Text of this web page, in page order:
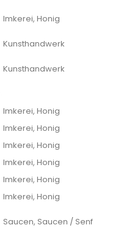
Imkerei, Honig
Kunsthandwerk
Kunsthandwerk
Imkerei, Honig
Imkerei, Honig
Imkerei, Honig
Imkerei, Honig
Imkerei, Honig
Imkerei, Honig
Saucen, Saucen / Senf